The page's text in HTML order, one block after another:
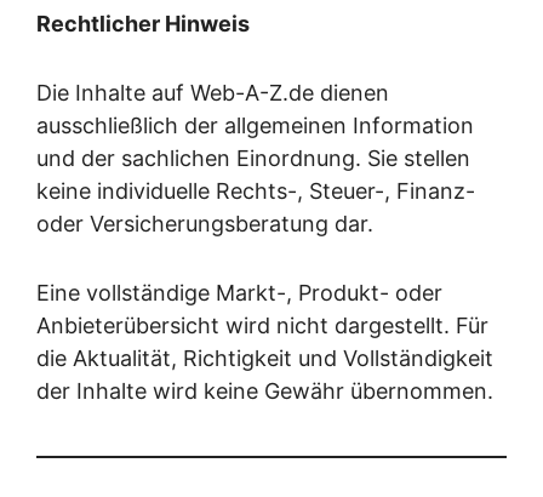
Rechtlicher Hinweis
Die Inhalte auf Web-A-Z.de dienen
ausschließlich der allgemeinen Information
und der sachlichen Einordnung. Sie stellen
keine individuelle Rechts-, Steuer-, Finanz-
oder Versicherungsberatung dar.
Eine vollständige Markt-, Produkt- oder
Anbieterübersicht wird nicht dargestellt. Für
die Aktualität, Richtigkeit und Vollständigkeit
der Inhalte wird keine Gewähr übernommen.